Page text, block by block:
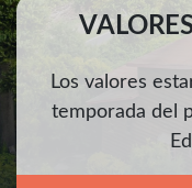
Los valores
temporada del